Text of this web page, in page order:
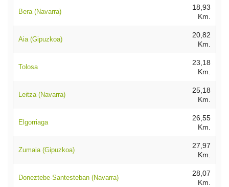
Bera (Navarra)
18,93
Km.
Aia (Gipuzkoa)
20,82
Km.
Tolosa
23,18
Km.
Leitza (Navarra)
25,18
Km.
Elgorriaga
26,55
Km.
Zumaia (Gipuzkoa)
27,97
Km.
Doneztebe-Santesteban (Navarra)
28,07
Km.